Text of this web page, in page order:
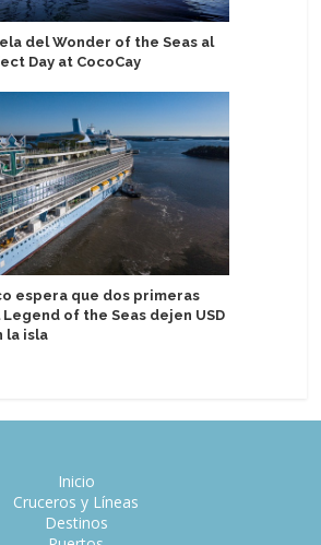
del Wonder of the Seas al
Day at CocoCay
espera que dos primeras
of the Seas dejen USD
la isla
Inicio
Cruceros y Líneas
Destinos